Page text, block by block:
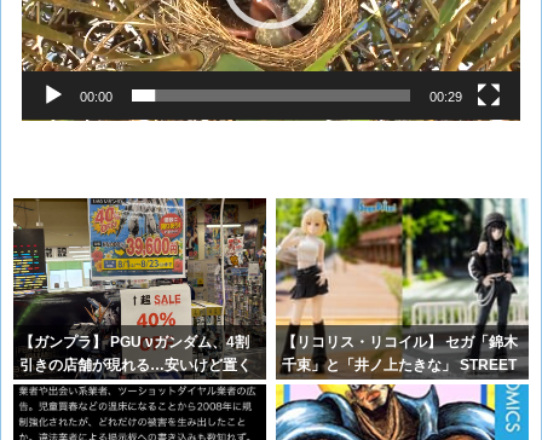
ヤ
ー
00:00 00:29
【ガンプラ】 PGU νガンダム、4割
引きの店舗が現れる…安いけど置く
場
【リコリス・リコイル】 セガ「錦木
千束」と「井ノ上たきな」 STREET